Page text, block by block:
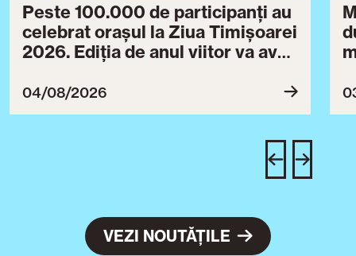
Peste 100.000 de participanți au
celebrat orașul la Ziua Timișoarei
2026. Ediția de anul viitor va avea
04/08/2026
VEZI NOUTĂȚILE